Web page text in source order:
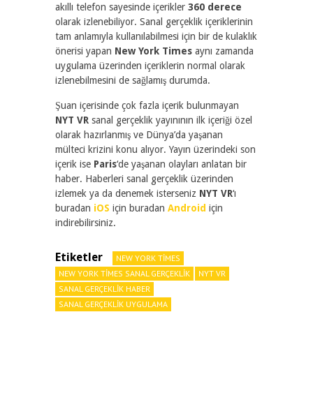
akıllı telefon sayesinde içerikler 360 derece
olarak izlenebiliyor. Sanal gerçeklik içeriklerinin
tam anlamıyla kullanılabilmesi için bir de kulaklık
önerisi yapan New York Times aynı zamanda
uygulama üzerinden içeriklerin normal olarak
izlenebilmesini de sağlamış durumda.
Şuan içerisinde çok fazla içerik bulunmayan
NYT VR sanal gerçeklik yayınının ilk içeriği özel
olarak hazırlanmış ve Dünya’da yaşanan
mülteci krizini konu alıyor. Yayın üzerindeki son
içerik ise Paris‘de yaşanan olayları anlatan bir
haber. Haberleri sanal gerçeklik üzerinden
izlemek ya da denemek isterseniz NYT VR‘ı
buradan iOS için buradan Android için
indirebilirsiniz.
Etiketler
NEW YORK TIMES
NEW YORK TIMES SANAL GERÇEKLIK
NYT VR
SANAL GERÇEKLIK HABER
SANAL GERÇEKLIK UYGULAMA